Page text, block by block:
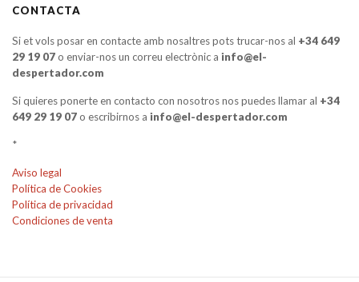
CONTACTA
Si et vols posar en contacte amb nosaltres pots trucar-nos al +34 649
29 19 07o enviar-nos un correu electrònic a info@el-
despertador.com
Si quieres ponerte en contacto con nosotros nos puedes llamar al +34
649 29 19 07o escribirnos a info@el-despertador.com
*
Aviso legal
Política de Cookies
Política de privacidad
Condiciones de venta